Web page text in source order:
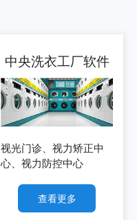
中央洗衣工厂软件
视光门诊、视力矫正中
心、视力防控中心
查看更多